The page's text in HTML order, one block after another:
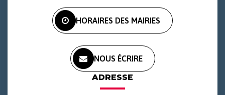
HORAIRES DES MAIRIES
NOUS ÉCRIRE
ADRESSE